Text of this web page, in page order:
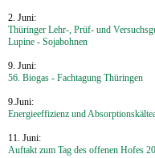
2. Juni:
Thüringer Lehr-, Prüf- und
Lupine - Sojabohnen
9. Juni:
56. Biogas - Fachtagung Thüringen
9.Juni:
Energieeffizienz und
11. Juni:
Auftakt zum Tag des offenen Hofes